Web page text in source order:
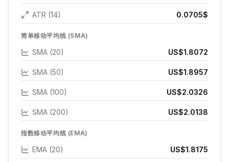
ATR (14) 0.0705$
简单移动平均线 (SMA)
SMA (20) US$1.8072
SMA (50) US$1.8957
SMA (100) US$2.0326
SMA (200) US$2.0138
指数移动平均线 (EMA)
EMA (20) US$1.8175